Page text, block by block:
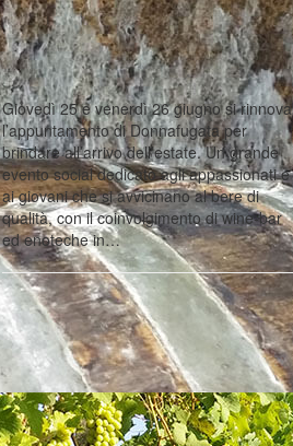
Giovedì 25 e venerdì 26 giugno si rinnova
l’appuntamento di Donnafugata per
brindare all’arrivo dell’estate. Un grande
evento social dedicato agli appassionati e
ai giovani che si avvicinano al bere di
qualità, con il coinvolgimento di wine-bar
ed enoteche in…